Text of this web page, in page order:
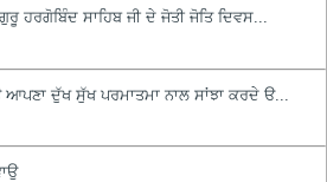
ਹਰਗੋਬਿੰਦ ਸਾਹਿਬ ਜੀ ਦੇ ਜੋਤੀ ਜੋਤਿ ਦਿਵਸ...
ਦੁੱਖ ਸੁੱਖ ਪਰਮਾਤਮਾ ਨਾਲ ਸਾਂਝਾ ਕਰਦੇ ੳ...